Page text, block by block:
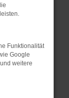
Stand
Funktionalität
Google
weitere